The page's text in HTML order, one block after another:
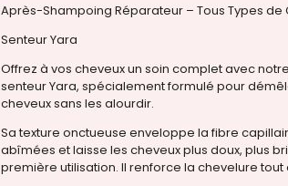
Après-Shampoing Réparateur – Tous Types de
Senteur Yara
Offrez à vos cheveux un soin complet avec
senteur Yara, spécialement formulé pour
cheveux sans les alourdir.
Sa texture onctueuse enveloppe la fibre
abîmées et laisse les cheveux plus doux, plus
première utilisation. Il renforce la chevelure